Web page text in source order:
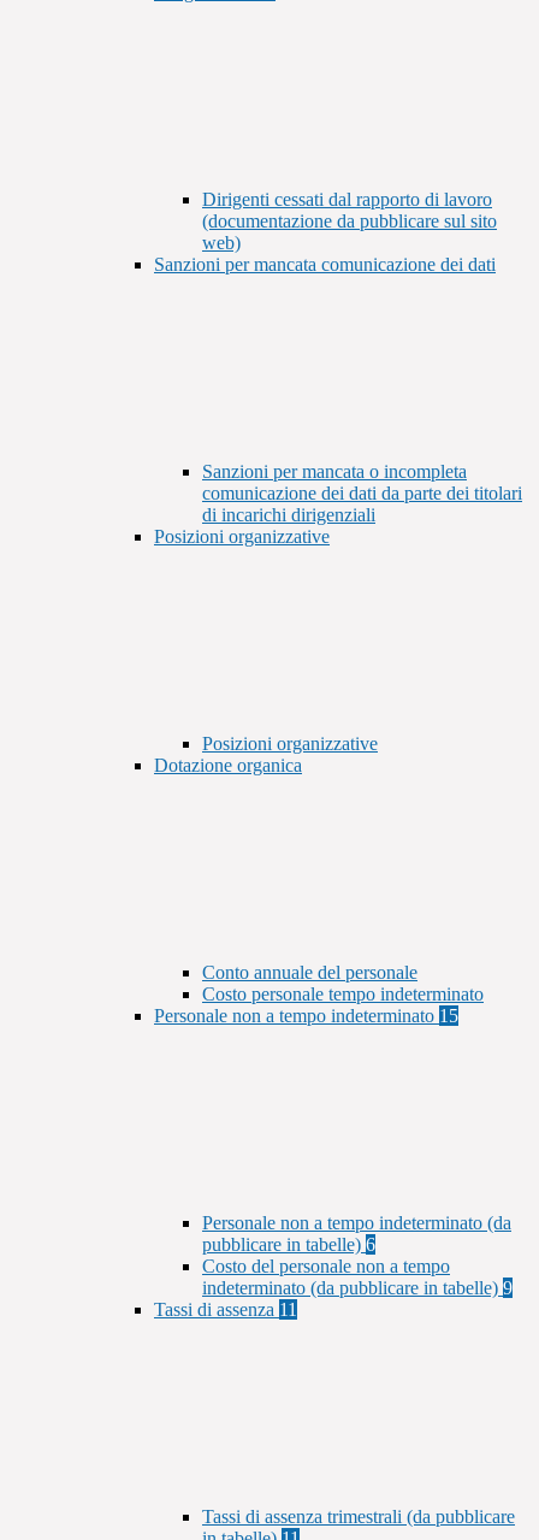
Dirigenti cessati dal rapporto di lavoro
(documentazione da pubblicare sul sito
web)
Sanzioni per mancata comunicazione dei dati
Sanzioni per mancata o incompleta
comunicazione dei dati da parte dei titolari
di incarichi dirigenziali
Posizioni organizzative
Posizioni organizzative
Dotazione organica
Conto annuale del personale
Costo personale tempo indeterminato
Personale non a tempo indeterminato 15
Personale non a tempo indeterminato (da
pubblicare in tabelle) 6
Costo del personale non a tempo
indeterminato (da pubblicare in tabelle) 9
Tassi di assenza 11
Tassi di assenza trimestrali (da pubblicare